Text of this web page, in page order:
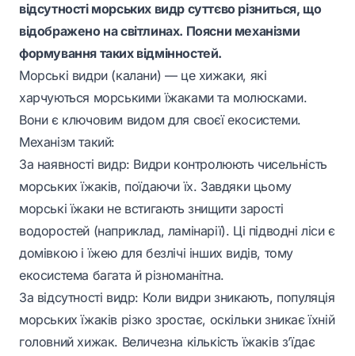
відсутності морських видр суттєво різниться, що
відображено на світлинах. Поясни механізми
формування таких відмінностей.
Морські видри (калани) — це хижаки, які
харчуються морськими їжаками та молюсками.
Вони є ключовим видом для своєї екосистеми.
Механізм такий:
За наявності видр: Видри контролюють чисельність
морських їжаків, поїдаючи їх. Завдяки цьому
морські їжаки не встигають знищити зарості
водоростей (наприклад, ламінарії). Ці підводні ліси є
домівкою і їжею для безлічі інших видів, тому
екосистема багата й різноманітна.
За відсутності видр: Коли видри зникають, популяція
морських їжаків різко зростає, оскільки зникає їхній
головний хижак. Величезна кількість їжаків з’їдає